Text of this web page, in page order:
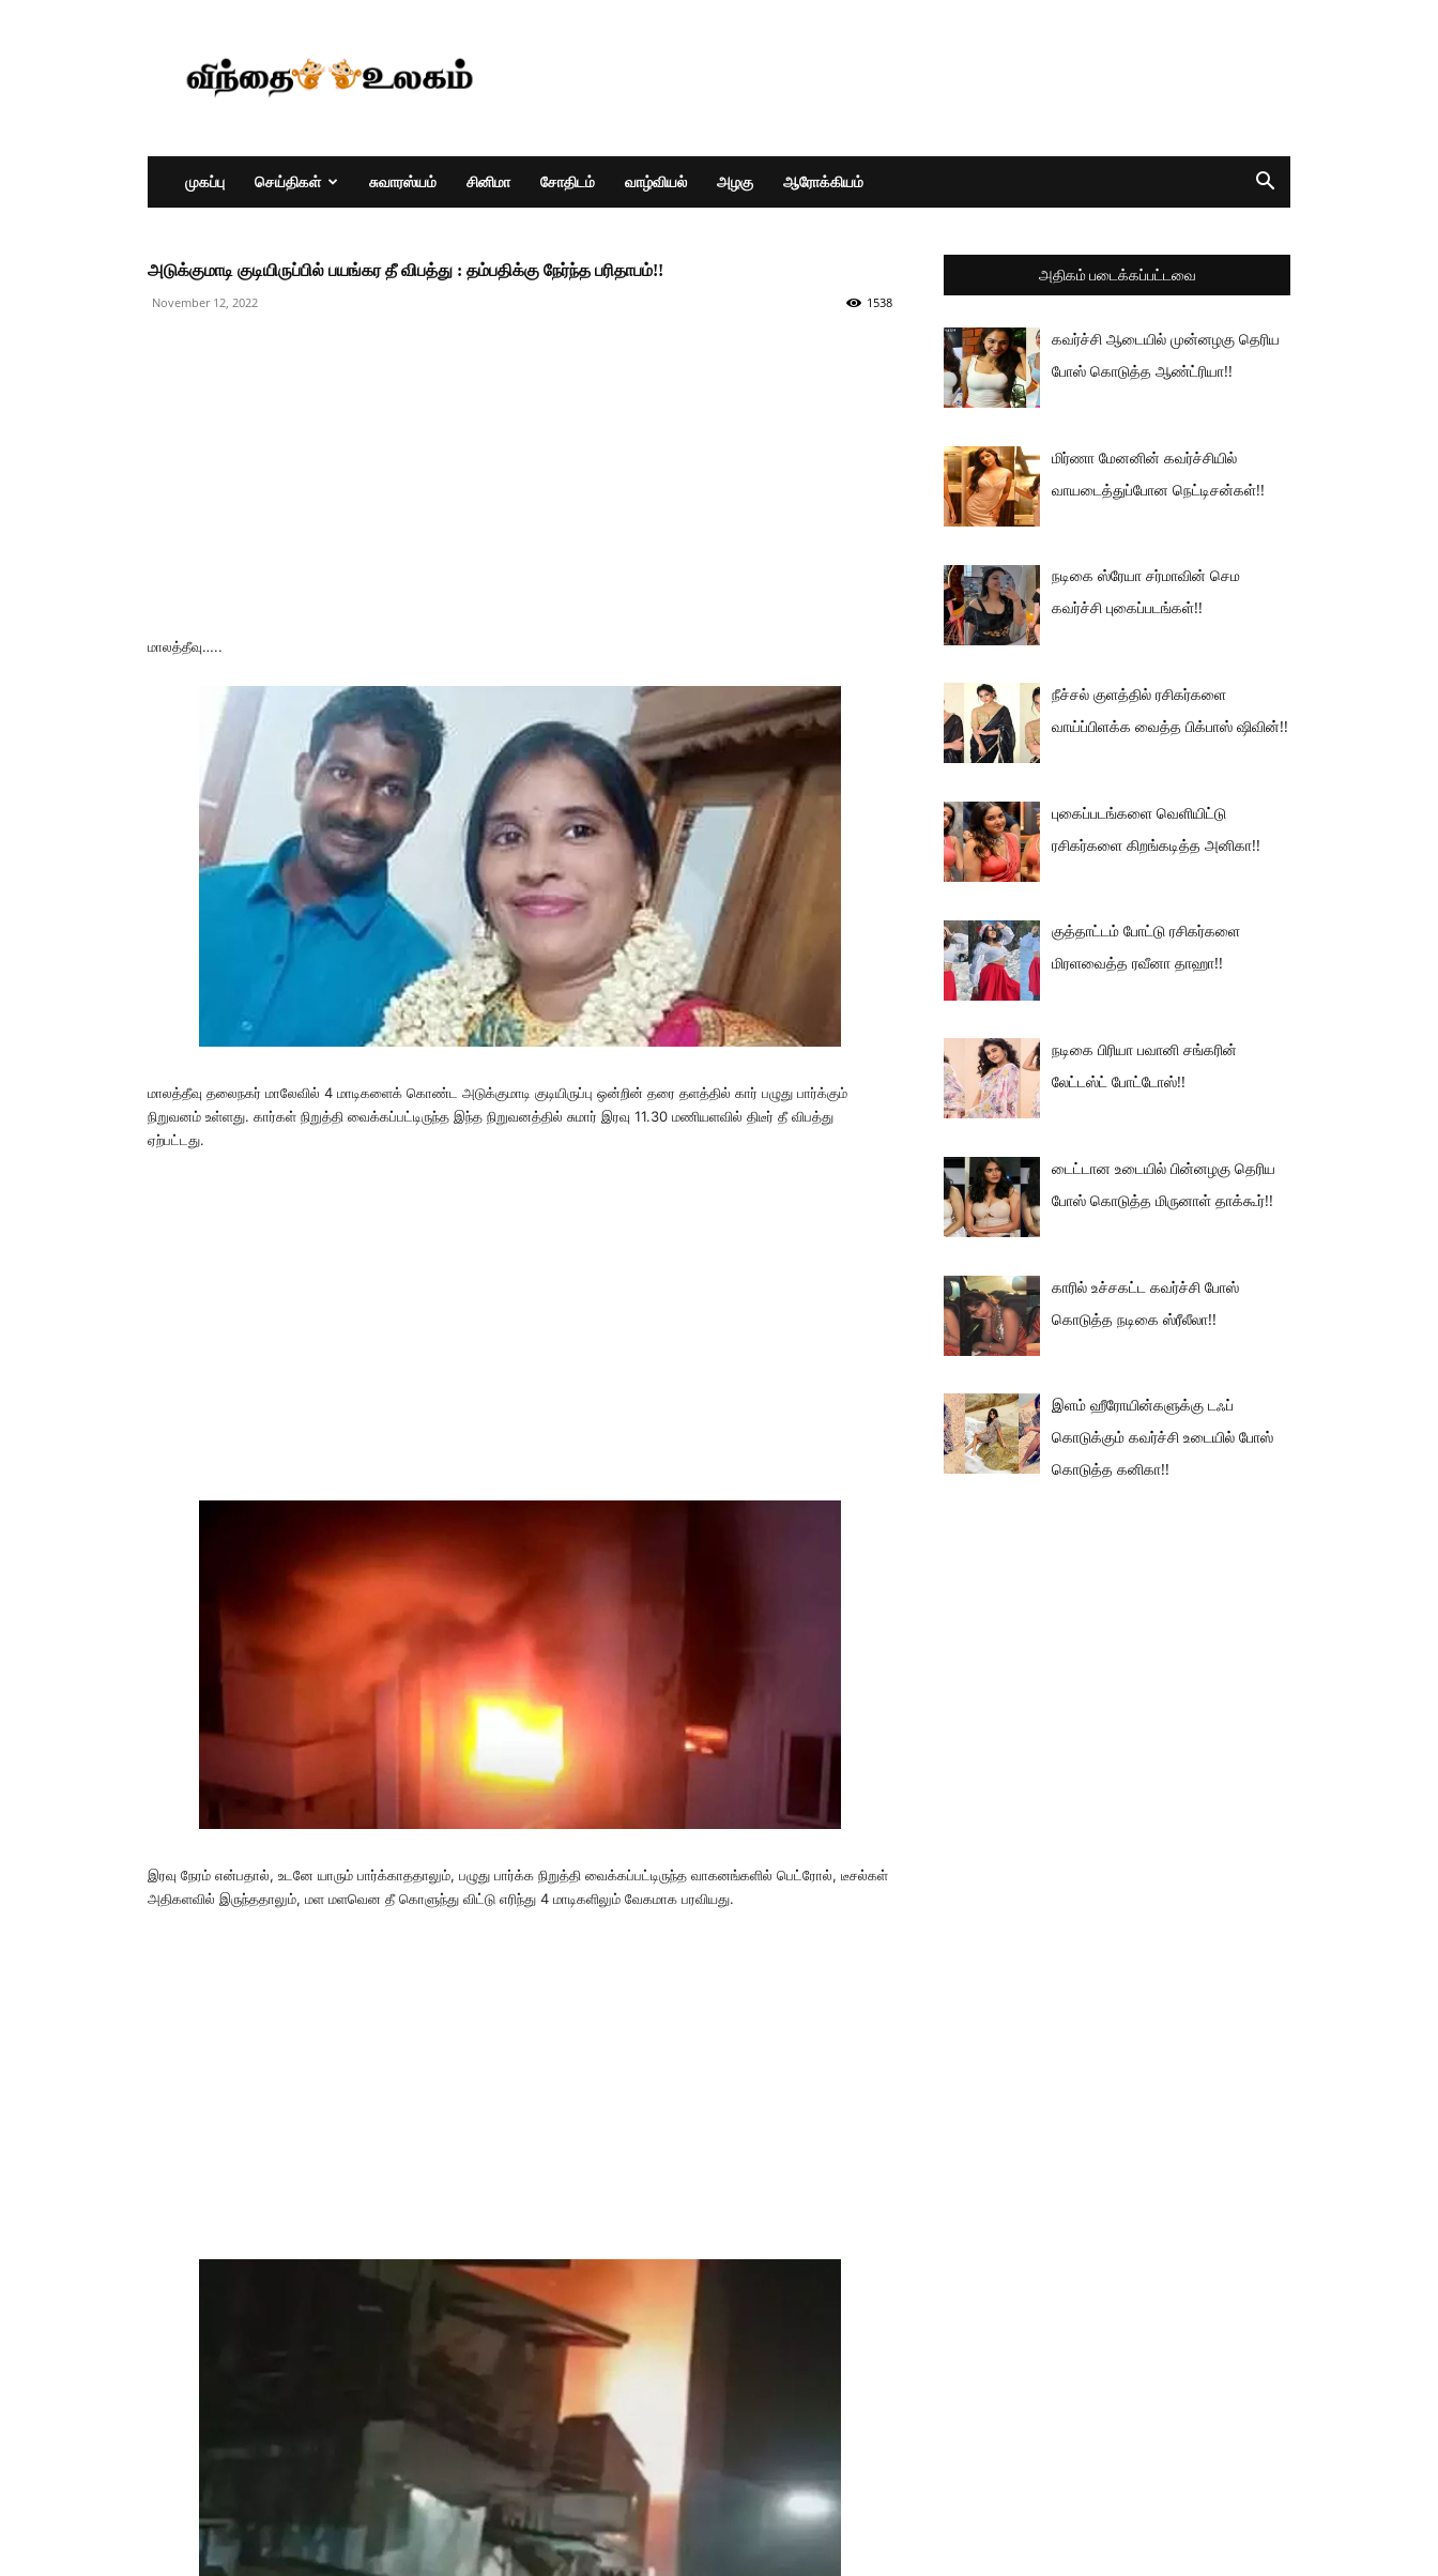
முகப்பு செய்திகள் சுவாரஸ்யம் சினிமா சோதிடம் வாழ்வியல் அழகு ஆரோக்கியம்
அடுக்குமாடி குடியிருப்பில் பயங்கர தீ விபத்து : தம்பதிக்கு நேர்ந்த பரிதாபம்!!
November 12, 2022 1538
மாலத்தீவு…..
மாலத்தீவு தலைநகர் மாலேவில் 4 மாடிகளைக் கொண்ட அடுக்குமாடி குடியிருப்பு ஒன்றின் தரை தளத்தில் கார் பழுது பார்க்கும்
நிறுவனம் உள்ளது. கார்கள் நிறுத்தி வைக்கப்பட்டிருந்த இந்த நிறுவனத்தில் சுமார் இரவு 11.30 மணியளவில் திடீர் தீ விபத்து
ஏற்பட்டது.
இரவு நேரம் என்பதால், உடனே யாரும் பார்க்காததாலும், பழுது பார்க்க நிறுத்தி வைக்கப்பட்டிருந்த வாகனங்களில் பெட்ரோல், டீசல்கள்
அதிகளவில் இருந்ததாலும், மள மளவென தீ கொளுந்து விட்டு எரிந்து 4 மாடிகளிலும் வேகமாக பரவியது.
அதிகம் படைக்கப்பட்டவை
கவர்ச்சி ஆடையில் முன்னழகு தெரிய
போஸ் கொடுத்த ஆண்ட்ரியா!!
மிர்ணா மேனனின் கவர்ச்சியில்
வாயடைத்துப்போன நெட்டிசன்கள்!!
நடிகை ஸ்ரேயா சர்மாவின் செம
கவர்ச்சி புகைப்படங்கள்!!
நீச்சல் குளத்தில் ரசிகர்களை
வாய்ப்பிளக்க வைத்த பிக்பாஸ் ஷிவின்!!
புகைப்படங்களை வெளியிட்டு
ரசிகர்களை கிறங்கடித்த அனிகா!!
குத்தாட்டம் போட்டு ரசிகர்களை
மிரளவைத்த ரவீனா தாஹா!!
நடிகை பிரியா பவானி சங்கரின்
லேட்டஸ்ட் போட்டோஸ்!!
டைட்டான உடையில் பின்னழகு தெரிய
போஸ் கொடுத்த மிருனாள் தாக்கூர்!!
காரில் உச்சகட்ட கவர்ச்சி போஸ்
கொடுத்த நடிகை ஸ்ரீலீலா!!
இளம் ஹீரோயின்களுக்கு டஃப்
கொடுக்கும் கவர்ச்சி உடையில் போஸ்
கொடுத்த கனிகா!!